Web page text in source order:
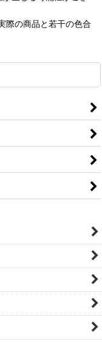
際の商品と若干の色合